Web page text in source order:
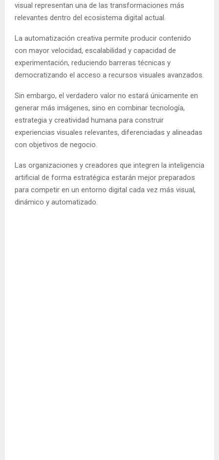
visual representan una de las transformaciones más
relevantes dentro del ecosistema digital actual.
La automatización creativa permite producir contenido
con mayor velocidad, escalabilidad y capacidad de
experimentación, reduciendo barreras técnicas y
democratizando el acceso a recursos visuales avanzados.
Sin embargo, el verdadero valor no estará únicamente en
generar más imágenes, sino en combinar tecnología,
estrategia y creatividad humana para construir
experiencias visuales relevantes, diferenciadas y alineadas
con objetivos de negocio.
Las organizaciones y creadores que integren la inteligencia
artificial de forma estratégica estarán mejor preparados
para competir en un entorno digital cada vez más visual,
dinámico y automatizado.